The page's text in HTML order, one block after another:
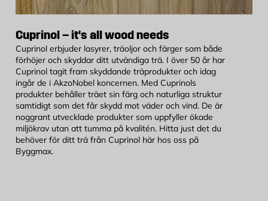
Cuprinol – it's all wood needs
Cuprinol erbjuder lasyrer, träoljor och färger som både
förhöjer och skyddar ditt utvändiga trä. I över 50 år har
Cuprinol tagit fram skyddande träprodukter och idag
ingår de i AkzoNobel koncernen. Med Cuprinols
produkter behåller träet sin färg och naturliga struktur
samtidigt som det får skydd mot väder och vind. De är
noggrant utvecklade produkter som uppfyller ökade
miljökrav utan att tumma på kvalitén. Hitta just det du
behöver för ditt trä från Cuprinol här hos oss på
Byggmax.